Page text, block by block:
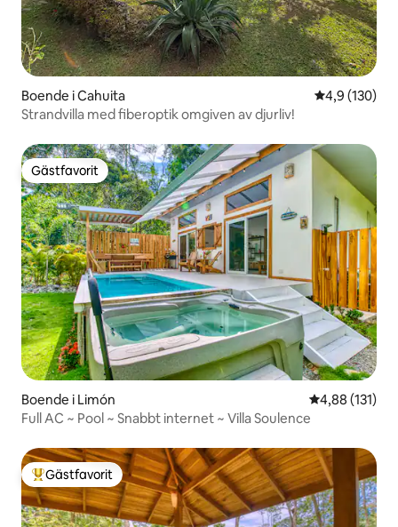
Boende i Cahuita 4,9 av 5 i
4,9 (130)
Strandvilla med fiberoptik omgiven av djurliv!
Gästfavorit
Gästfavorit
Boende i Limón 4,88 av 5 i
4,88 (131)
Full AC ~ Pool ~ Snabbt internet ~ Villa Soulence
Populär gästfavorit
Gästfavorit